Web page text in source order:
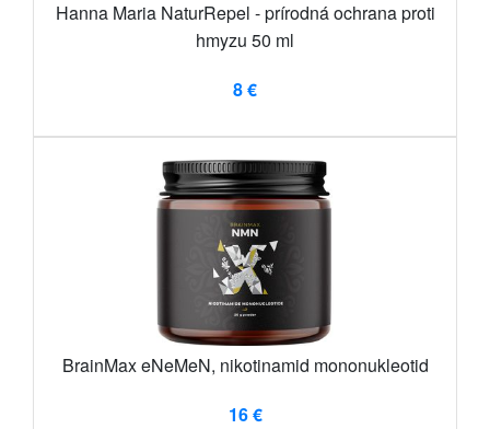
Hanna Maria NaturRepel - prírodná ochrana proti
hmyzu 50 ml
8 €
BrainMax eNeMeN, nikotinamid mononukleotid
16 €